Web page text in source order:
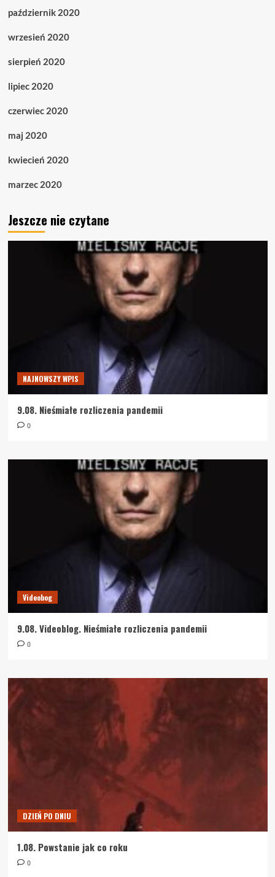
październik 2020
wrzesień 2020
sierpień 2020
lipiec 2020
czerwiec 2020
maj 2020
kwiecień 2020
marzec 2020
Jeszcze nie czytane
NAJNOWSZY WPIS
9.08. Nieśmiałe rozliczenia pandemii
0
Videobog
9.08. Videoblog. Nieśmiałe rozliczenia pandemii
0
DZIEŃ PO DNIU
1.08. Powstanie jak co roku
0